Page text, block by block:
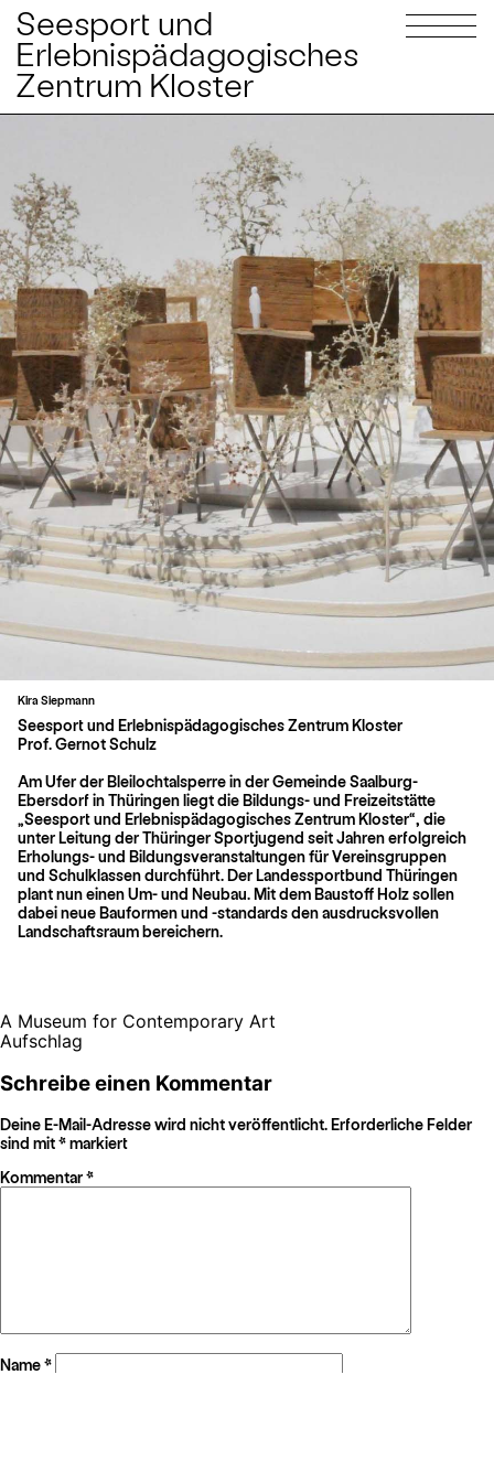
Seesport und
Erlebnispädagogisches
Zentrum Kloster
Kira Siepmann
Seesport und Erlebnispädagogisches Zentrum Kloster
Prof. Gernot Schulz
Am Ufer der Bleilochtalsperre in der Gemeinde Saalburg-
Ebersdorf in Thüringen liegt die Bildungs- und Freizeitstätte
„Seesport und Erlebnispädagogisches Zentrum Kloster“, die
unter Leitung der Thüringer Sportjugend seit Jahren erfolgreich
Erholungs- und Bildungsveranstaltungen für Vereinsgruppen
und Schulklassen durchführt. Der Landessportbund Thüringen
plant nun einen Um- und Neubau. Mit dem Baustoff Holz sollen
dabei neue Bauformen und -standards den ausdrucksvollen
Landschaftsraum bereichern.
Beitragsnavigation
A Museum for Contemporary Art
Aufschlag
Schreibe einen Kommentar
Deine E-Mail-Adresse wird nicht veröffentlicht.Erforderliche Felder
sind mit*markiert
Kommentar*
Name*